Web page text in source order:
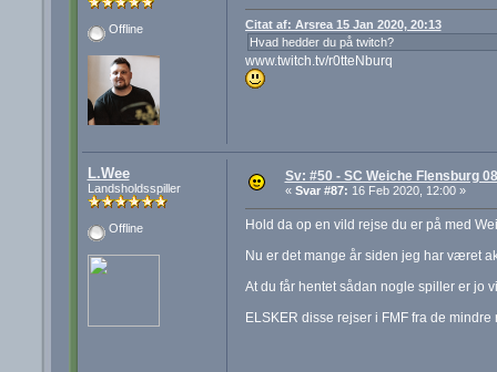
Offline
Citat af: Arsrea 15 Jan 2020, 20:13
Hvad hedder du på twitch?
www.twitch.tv/r0tteNburq
L.Wee
Landsholdsspiller
Offline
Sv: #50 - SC Weiche Flensburg
« Svar #87: 16 Feb 2020, 12:00 »
Hold da op en vild rejse du er på med
Nu er det mange år siden jeg har været
At du får hentet sådan nogle spiller er jo
ELSKER disse rejser i FMF fra de